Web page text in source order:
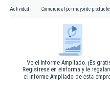
Actividad Comercio al por mayor de
Ve el Informe Ampliado. ¡Es
Regístrese en eInforma y le
el Informe Ampliado de esta